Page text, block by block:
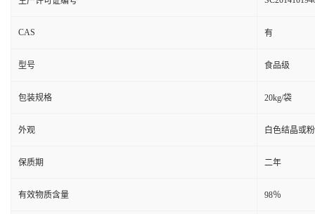
CAS 有
型号 食品级
包装规格 20kg/袋
外观 白色结晶或
保质期 二年
有效物质含量 98％